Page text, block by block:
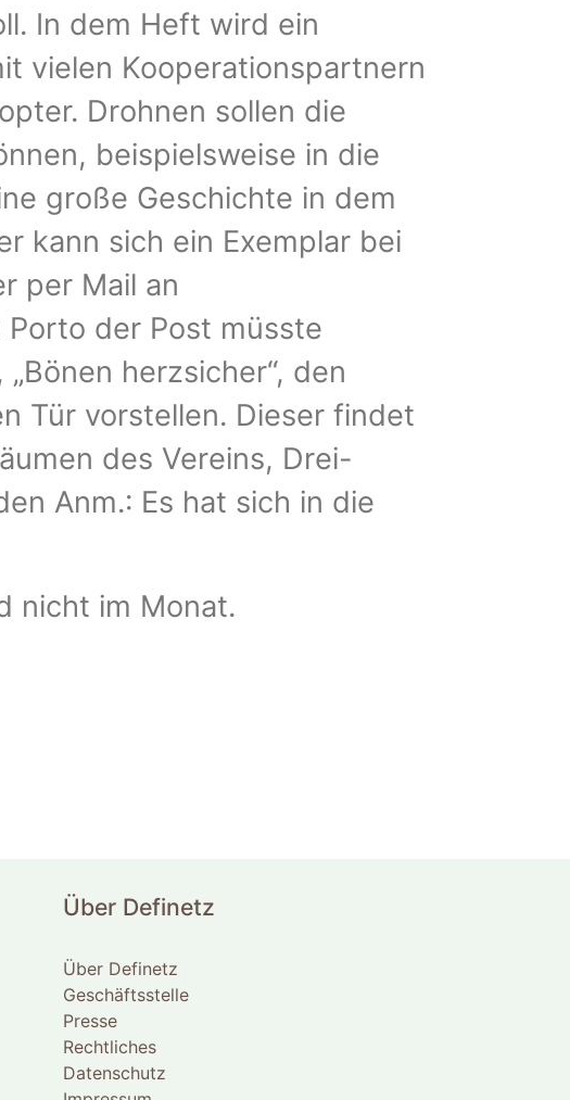
In dem Heft wird ein
vielen Kooperationspartnern
Drohnen sollen die
beispielsweise in die
große Geschichte in dem
kann sich ein Exemplar bei
per Mail an
der Post müsste
herzsicher“, den
Tür vorstellen. Dieser findet
des Vereins, Drei-
Anm.: Es hat sich in die
nicht im Monat.
Über Definetz
Über Definetz
Geschäftsstelle
Presse
Rechtliches
Datenschutz